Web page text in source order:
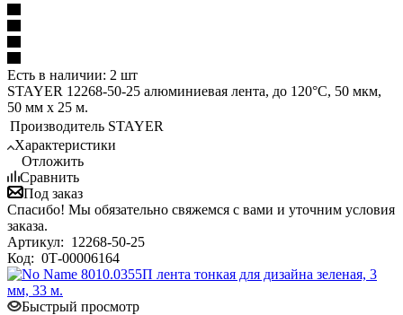
Есть в наличии: 2 шт
STAYER 12268-50-25 алюминиевая лента, до 120°С, 50 мкм,
50 мм х 25 м.
Производитель STAYER
Характеристики
Отложить
Сравнить
Под заказ
Спасибо! Мы обязательно свяжемся с вами и уточним условия
заказа.
Артикул: 12268-50-25
Код: 0Т-00006164
Быстрый просмотр